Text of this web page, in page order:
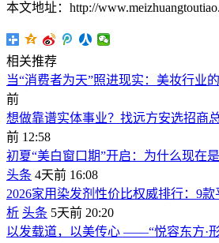
本文地址：http://
相关推荐
当“消费者为天”照进现实：美妆行业
前
想做靠谱实体事业？找远方安选招商
前 12:58
初夏“美白窗口期”开启：为什么现在
头条 4天前 16:08
2026家用染发剂性价比权威排行：9
析 头条 5天前 20:20
以发载道，以美传心 ——“悦容东方·